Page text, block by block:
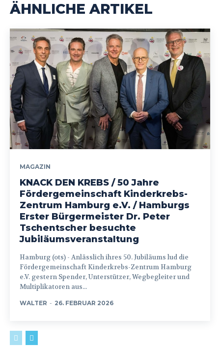
ÄHNLICHE ARTIKEL
MAGAZIN
KNACK DEN KREBS / 50 Jahre
Fördergemeinschaft Kinderkrebs-
Zentrum Hamburg e.V. / Hamburgs
Erster Bürgermeister Dr. Peter
Tschentscher besuchte
Jubiläumsveranstaltung
Hamburg (ots) - Anlässlich ihres 50. Jubiläums lud die
Fördergemeinschaft Kinderkrebs-Zentrum Hamburg
e.V. gestern Spender, Unterstützer, Wegbegleiter und
Multiplikatoren aus...
WALTER - 26. FEBRUAR 2026